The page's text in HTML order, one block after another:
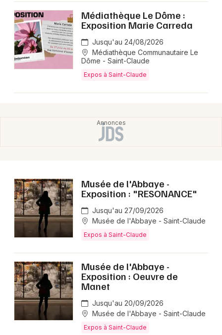
Médiathèque Le Dôme :
Exposition Marie Carreda
Jusqu'au 24/08/2026
Médiathèque Communautaire Le
Dôme - Saint-Claude
Expos à Saint-Claude
Musée de l'Abbaye -
Exposition : "RESONANCE"
Jusqu'au 27/09/2026
Musée de l'Abbaye - Saint-Claude
Expos à Saint-Claude
Musée de l'Abbaye -
Exposition : Oeuvre de
Manet
Jusqu'au 20/09/2026
Musée de l'Abbaye - Saint-Claude
Expos à Saint-Claude